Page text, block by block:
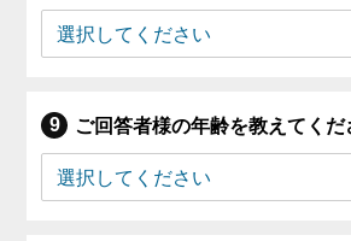
ご回答者様の年齢を教えてくだ